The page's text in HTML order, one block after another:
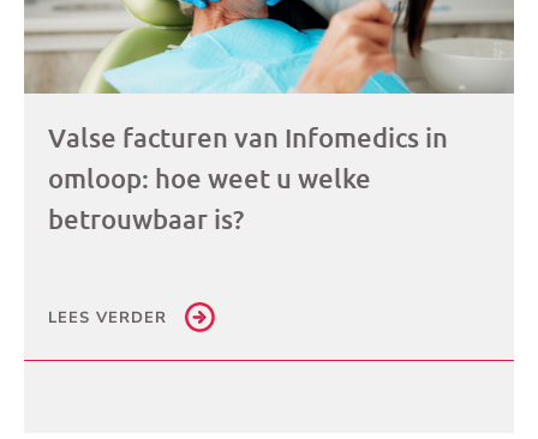
Valse facturen van Infomedics in
omloop: hoe weet u welke
betrouwbaar is?
LEES VERDER